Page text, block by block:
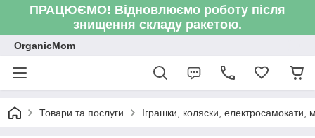
ПРАЦЮЄМО! Відновлюємо роботу після
знищення складу ракетою.
OrganicMom
Товари та послуги Іграшки, коляски,